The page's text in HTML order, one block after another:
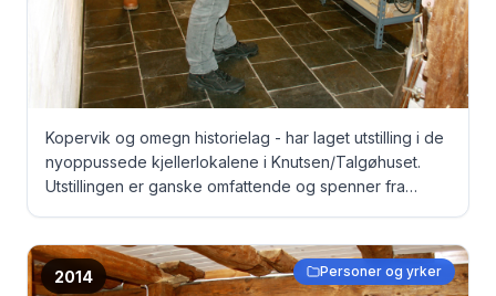
Kopervik og omegn historielag - har laget utstilling i de
nyoppussede kjellerlokalene i Knutsen/Talgøhuset.
Utstillingen er ganske omfattende og spenner fra
venstre: Per Arild Bygnes og fotograf ?
2014
Personer og yrker